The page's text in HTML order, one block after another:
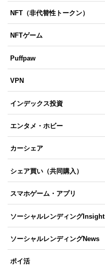
NFT（非代替性トークン）
NFTゲーム
Puffpaw
VPN
インデックス投資
エンタメ・ホビー
カーシェア
シェア買い（共同購入）
スマホゲーム・アプリ
ソーシャルレンディングInsight
ソーシャルレンディングNews
ポイ活